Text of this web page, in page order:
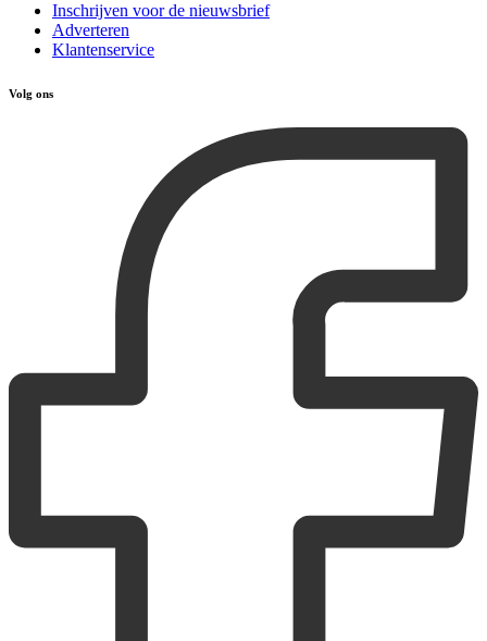
Inschrijven voor de nieuwsbrief
Adverteren
Klantenservice
Volg ons